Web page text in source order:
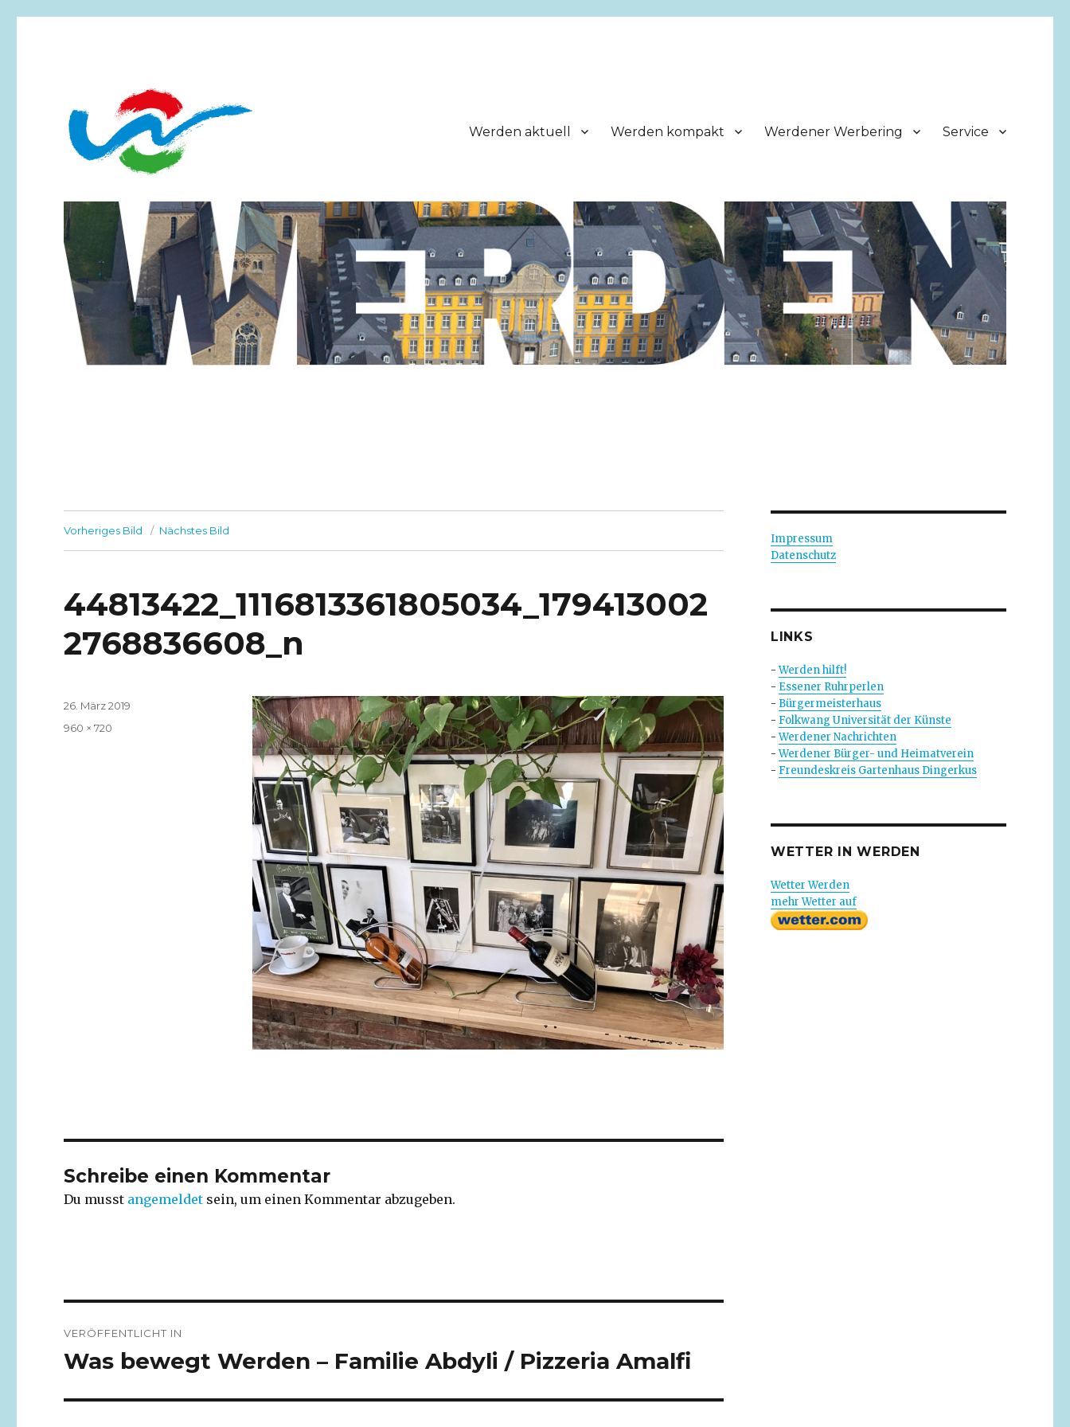
Werdener Werbering e.V.
Werden aktuell Werden kompakt Werdener Werbering Service
Vorheriges Bild Nächstes Bild
44813422_1116813361805034_179413002
2768836608_n
Veröffentlicht
26. März 2019
Volle
960 × 720
Schreibe einen Kommentar
Du musst angemeldet sein, um einen Kommentar abzugeben.
VERÖFFENTLICHT IN
Was bewegt Werden – Familie Abdyli / Pizzeria Amalfi
Impressum
Datenschutz
LINKS
-Werden hilft!
- Essener Ruhrperlen
- Bürgermeisterhaus
- Folkwang Universität der Künste
-Werdener Nachrichten
-Werdener Bürger- und Heimatverein
- Freundeskreis Gartenhaus Dingerkus
WETTER IN WERDEN
Wetter Werden
mehr Wetter auf